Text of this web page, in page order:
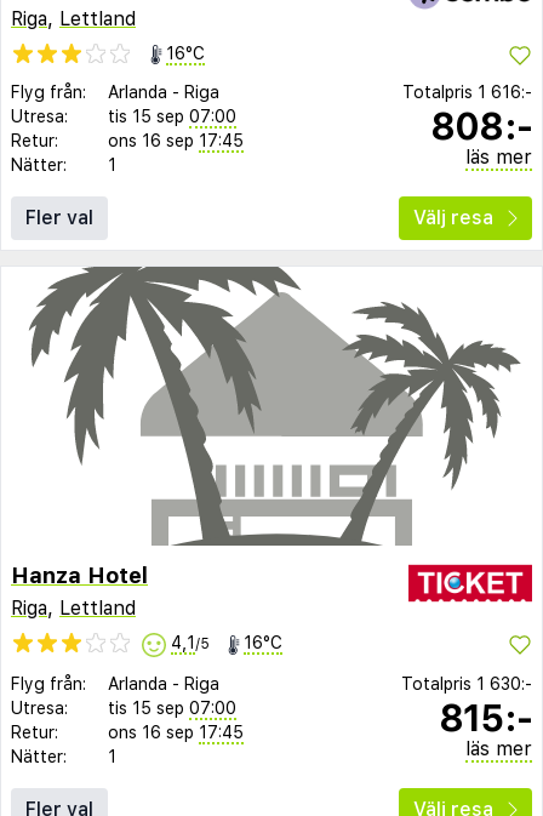
Riga, Lettland
16°C
Flyg från:
Arlanda - Riga
Utresa:
tis 15 sep 07:00
Retur:
ons 16 sep 17:45
Nätter:
1
Totalpris 1 616:-
808:-
läs mer
Fler val Välj resa
Hanza Hotel
Riga, Lettland
4,1 /5 16°C
Flyg från: Arlanda - Riga
Utresa:
tis 15 sep 07:00
Retur:
ons 16 sep 17:45
Nätter:
1
Totalpris 1 630:-
815:-
läs mer
Fler val Välj resa